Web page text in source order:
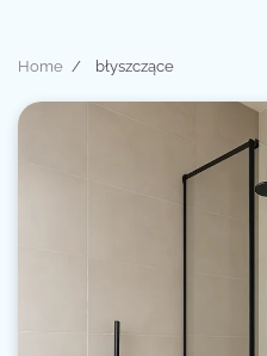
Home błyszczące